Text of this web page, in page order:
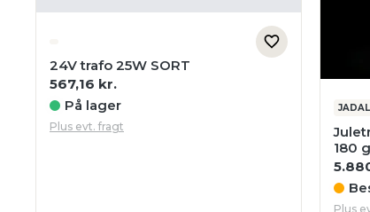
24V trafo 25W SORT
567,16 kr.
På lager
Plus evt. fragt
180
Plus